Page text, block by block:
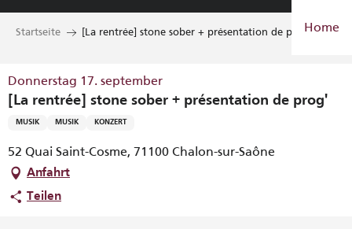
Aller
Home
Startseite [La rentrée] stone sober + présentation de prog'
Donnerstag 17. september
[La rentrée] stone sober + présentation de prog'
MUSIK MUSIK KONZERT
52 Quai Saint-Cosme, 71100 Chalon-sur-Saône
Anfahrt
Teilen